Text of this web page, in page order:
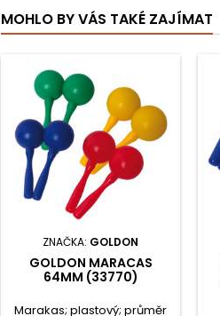
MOHLO BY VÁS TAKÉ ZAJÍMAT
ZNAČKA: GOLDON
GOLDON MARACAS
64MM (33770)
Marakas; plastový; průměr